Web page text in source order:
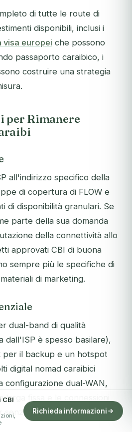
di tutte le route di
disponibili, inclusi i
visa europei che possono
passaporto caraibico, i
costruire una strategia
per Rimanere
all'indirizzo specifico della
di copertura di FLOW e
di disponibilità granulari. Se
parte della sua domanda
della connettività allo
approvati CBI di buona
sempre più le specifiche di
di marketing.
dual-band di qualità
è spesso basilare),
per il backup e un hotspot
digital nomad caraibici
configurazione dual-WAN,
fissa e le connessioni
senza interruzioni.
CBI
Richieda informazioni